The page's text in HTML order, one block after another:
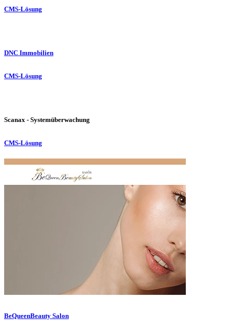
CMS-Lösung
DNC Immobilien
CMS-Lösung
Scanax - Systemüberwachung
CMS-Lösung
BeQueenBeauty Salon